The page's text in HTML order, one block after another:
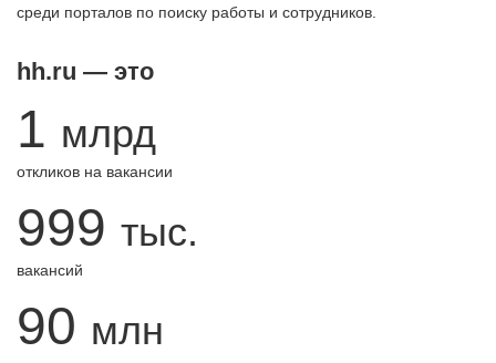
среди порталов по поиску работы и сотрудников.
hh.ru — это
1 млрд
откликов на вакансии
999 тыс.
вакансий
90 млн